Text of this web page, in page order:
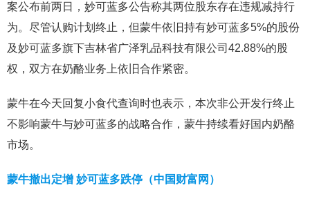
案公布前两日，妙可蓝多公告称其两位股东存在违规减持行
为。尽管认购计划终止，但蒙牛依旧持有妙可蓝多5%的股份
及妙可蓝多旗下吉林省广泽乳品科技有限公司42.88%的股
权，双方在奶酪业务上依旧合作紧密。
蒙牛在今天回复小食代查询时也表示，本次非公开发行终止
不影响蒙牛与妙可蓝多的战略合作，蒙牛持续看好国内奶酪
市场。
蒙牛撤出定增 妙可蓝多跌停（中国财富网）